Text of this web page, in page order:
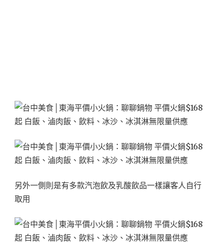
另外一側則是有多款汽泡飲及乳酸飲品一樣讓客人自行
取用